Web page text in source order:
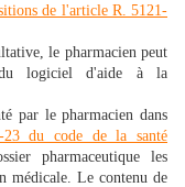
de l'article R. 5121-
le pharmacien peut
du logiciel d'aide à la
par le pharmacien dans
23 du code de la santé
pharmaceutique les
médicale. Le contenu de